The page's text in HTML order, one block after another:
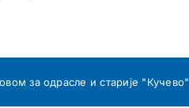
за одрасле и старије "Кучево"